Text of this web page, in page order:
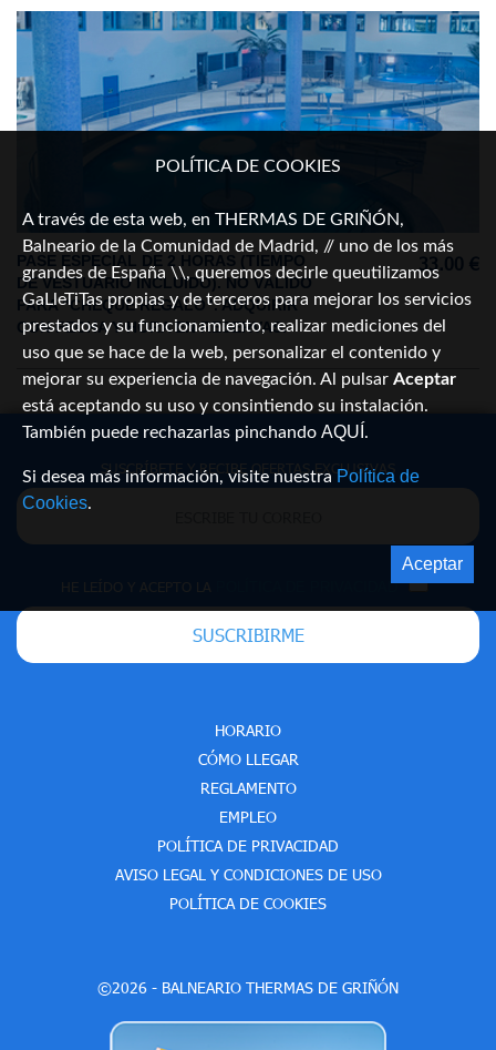
POLÍTICA DE COOKIES
A través de esta web, en THERMAS DE GRIÑÓN,
Balneario de la Comunidad de Madrid, // uno de los más
grandes de España \\, queremos decirle queutilizamos
GaLleTiTas propias y de terceros para mejorar los servicios
prestados y su funcionamiento, realizar mediciones del
uso que se hace de la web, personalizar el contenido y
mejorar su experiencia de navegación. Al pulsar Aceptar
está aceptando su uso y consintiendo su instalación.
También puede rechazarlas pinchando AQUÍ .
Si desea más información, visite nuestra Política de
Cookies.
Aceptar
PASE ESPECIAL DE 2 HORAS (TIEMPO
DE VESTUARIO INCLUIDO). NO VÁLIDO
PARA "CHEQUE REGALO". ADQUIRIR
CON FECHA Y HORA EN RESERVAS.
33.00 €
SUSCRÍBETE Y RECIBE OFERTAS EXCLUSIVAS
POLÍTICA DE PRIVACIDAD
SUSCRIBIRME
HORARIO
CÓMO LLEGAR
REGLAMENTO
EMPLEO
POLÍTICA DE PRIVACIDAD
AVISO LEGAL Y CONDICIONES DE USO
POLÍTICA DE COOKIES
©2026 - BALNEARIO THERMAS DE GRIÑÓN